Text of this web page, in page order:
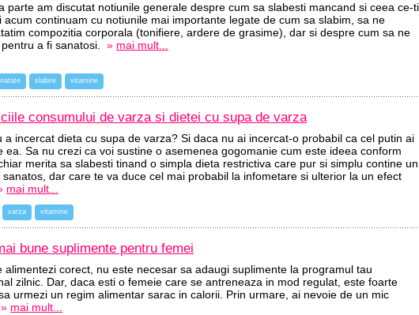
parte am discutat notiunile generale despre cum sa slabesti mancand si ceea ce-ti
acum continuam cu notiunile mai importante legate de cum sa slabim, sa ne
compozitia corporala (tonifiere, ardere de grasime), dar si despre cum sa ne
a fi sanatosi. » mai mult...
slabire vitamine
consumului de varza si dietei cu supa de varza
a incercat dieta cu supa de varza? Si daca nu ai incercat-o probabil ca cel putin ai
ea. Sa nu crezi ca voi sustine o asemenea gogomanie cum este ideea conform
merita sa slabesti tinand o simpla dieta restrictiva care pur si simplu contine un
sanatos, dar care te va duce cel mai probabil la infometare si ulterior la un efect
mai mult...
varza vitamine
bune suplimente pentru femei
alimentezi corect, nu este necesar sa adaugi suplimente la programul tau
zilnic. Dar, daca esti o femeie care se antreneaza in mod regulat, este foarte
urmezi un regim alimentar sarac in calorii. Prin urmare, ai nevoie de un mic
» mai mult...